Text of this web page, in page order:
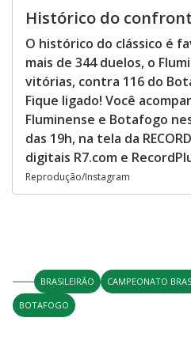
Histórico do
O histórico do clássico é
mais de 344 duelos, o
vitórias, contra 116 do
Fique ligado! Você
Fluminense e Botafogo
das 19h, na tela da
digitais R7.com e
Reprodução/Instagram
BRASILEIRÃO CAMPEONATO
BOTAFOGO